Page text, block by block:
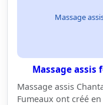
Massage
Massage assis
Massage assis
Fumeaux ont créé